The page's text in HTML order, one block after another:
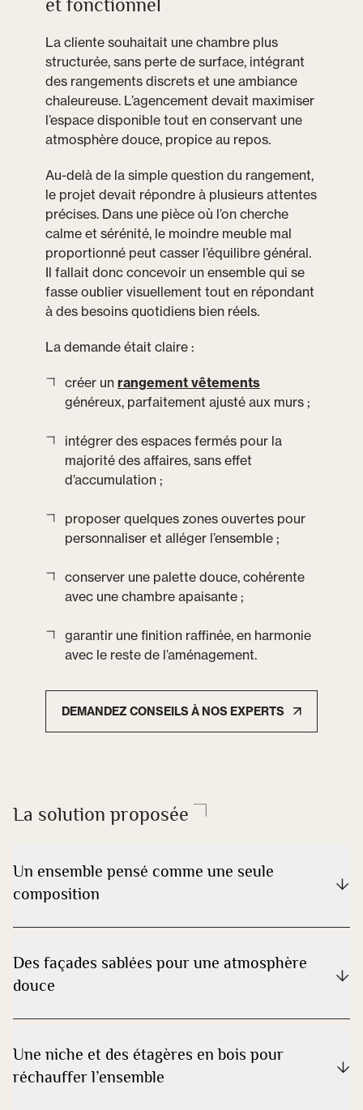
et fonctionnel
La cliente souhaitait une chambre plus
structurée, sans perte de surface, intégrant
des rangements discrets et une ambiance
chaleureuse. L’agencement devait maximiser
l’espace disponible tout en conservant une
atmosphère douce, propice au repos.
Au-delà de la simple question du rangement,
le projet devait répondre à plusieurs attentes
précises. Dans une pièce où l’on cherche
calme et sérénité, le moindre meuble mal
proportionné peut casser l’équilibre général.
Il fallait donc concevoir un ensemble qui se
fasse oublier visuellement tout en répondant
à des besoins quotidiens bien réels.
La demande était claire :
créer un rangement vêtements
généreux, parfaitement ajusté aux murs ;
intégrer des espaces fermés pour la
majorité des affaires, sans effet
d’accumulation ;
proposer quelques zones ouvertes pour
personnaliser et alléger l’ensemble ;
conserver une palette douce, cohérente
avec une chambre apaisante ;
garantir une finition raffinée, en harmonie
avec le reste de l’aménagement.
DEMANDEZ CONSEILS À NOS EXPERTS
La solution proposée
Un ensemble pensé comme une seule
composition
Des façades sablées pour une atmosphère
douce
Une niche et des étagères en bois pour
réchauffer l’ensemble